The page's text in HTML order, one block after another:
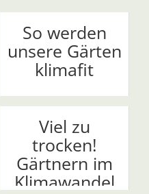
So werden
unsere Gärten
klimafit
Viel zu
trocken!
Gärtnern im
Klimawandel